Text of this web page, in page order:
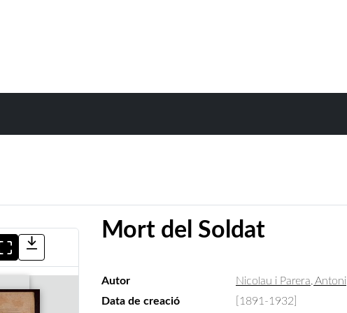
Mort del Soldat
Autor
Nicolau i Parera, Antoni
Data de creació
[1891-1932]